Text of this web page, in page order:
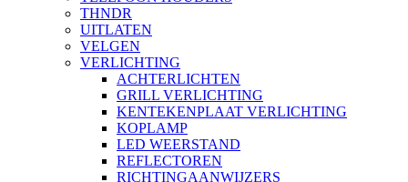
THNDR
UITLATEN
VELGEN
VERLICHTING
ACHTERLICHTEN
GRILL VERLICHTING
KENTEKENPLAAT VERLICHTING
KOPLAMP
LED WEERSTAND
REFLECTOREN
RICHTINGAANWIJZERS